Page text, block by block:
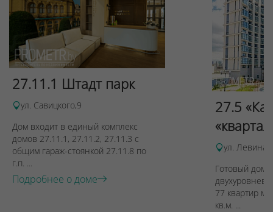
27.11.1 Штадт парк
ул. Савицкого,9
Дом входит в единый комплекс
домов 27.11.1, 27.11.2, 27.11.3 с
общим гараж-стоянкой 27.11.8 по
г.п. ...
Подробнее о доме
27.5
ул. Левина,
Готовый дом
77 квартир
кв.м. ...